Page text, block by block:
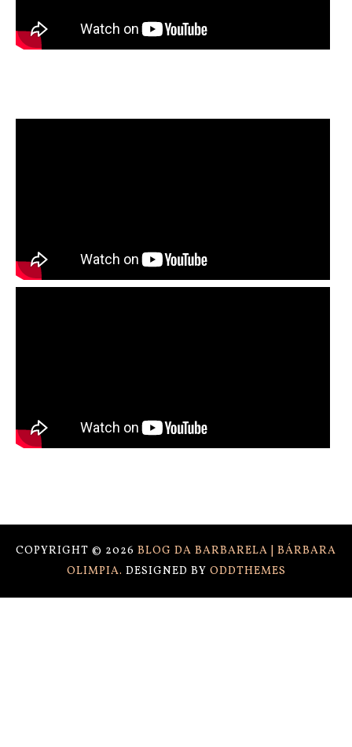
COPYRIGHT © 2026 BLOG DA BARBARELA | BÁRBARA
OLIMPIA. DESIGNED BY ODDTHEMES